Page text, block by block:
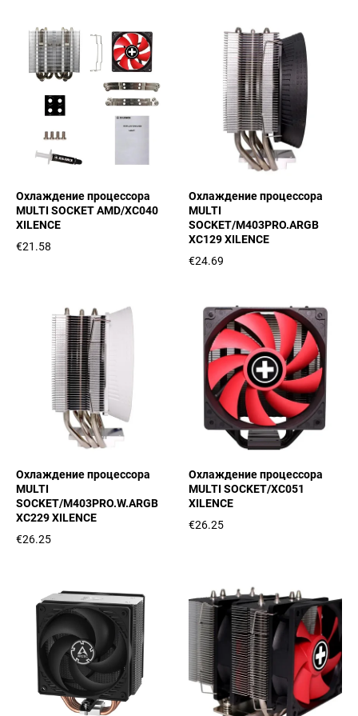
Охлаждение процессора
MULTI SOCKET AMD/XC040
XILENCE
€21.58
Охлаждение процессора
MULTI
SOCKET/M403PRO.ARGB
XC129 XILENCE
€24.69
Охлаждение процессора
MULTI
SOCKET/M403PRO.W.ARGB
XC229 XILENCE
€26.25
Охлаждение процессора
MULTI SOCKET/XC051
XILENCE
€26.25